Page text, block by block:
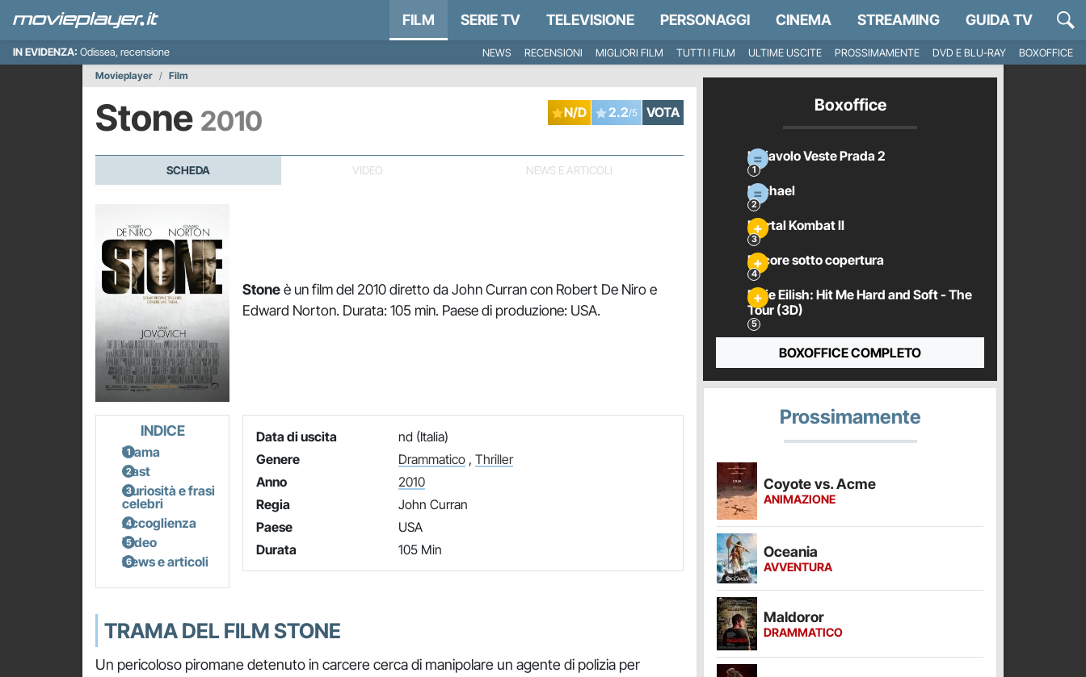
FILM SERIE TV TELEVISIONE PERSONAGGI CINEMA STREAMING GUIDA TV
IN EVIDENZA: Odissea, recensione NEWS RECENSIONI MIGLIORI FILM TUTTI I FILM ULTIME USCITE PROSSIMAMENTE DVD E BLU-RAY
BOXOFFICE
Movieplayer
Film
Stone 2010 N/D 2.2/5 VOTA
SCHEDA VIDEO NEWS E ARTICOLI
Stoneè un film del 2010 diretto da John Curran con Robert De Niro e
Edward Norton. Durata: 105 min. Paese di produzione: USA.
INDICE
Trama
Cast
Curiosità e frasi
celebri
Accoglienza
Video
News e articoli
Data di uscita
nd (Italia)
Genere
Drammatico , Thriller
Anno
2010
Regia
John Curran
Paese
USA
Durata
105 Min
TRAMA DEL FILM STONE
Un pericoloso piromane detenuto in carcere cerca di manipolare un agente di polizia per
Boxoffice
Il Diavolo Veste Prada 2
Michael
Mortal Kombat II
Pecore sotto copertura
Billie Eilish: Hit Me Hard and Soft - The
Tour (3D)
BOXOFFICE COMPLETO
Prossimamente
Coyote vs. Acme
ANIMAZIONE
Oceania
AVVENTURA
Maldoror
DRAMMATICO